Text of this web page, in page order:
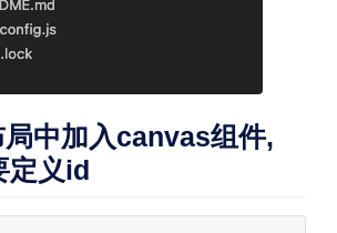
中加入canvas组件,
定义id